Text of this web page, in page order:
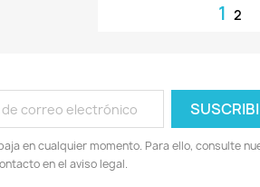
1 2
en cualquier momento. Para ello, consulte
en el aviso legal.